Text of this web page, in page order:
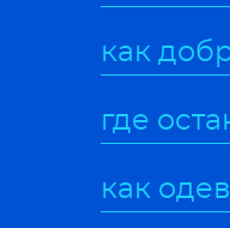
как
где
как